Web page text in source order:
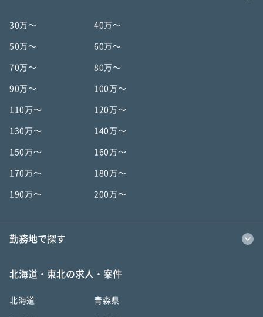
30万〜 40万〜
50万〜 60万〜
70万〜 80万〜
90万〜 100万〜
110万〜 120万〜
130万〜 140万〜
150万〜 160万〜
170万〜 180万〜
190万〜 200万〜
勤務地で探す
北海道・東北の求人・案件
北海道 青森県